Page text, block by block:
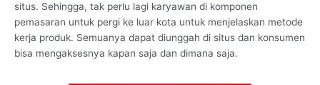
situs. Sehingga, tak perlu lagi karyawan di komponen
pemasaran untuk pergi ke luar kota untuk menjelaskan metode
kerja produk. Semuanya dapat diunggah di situs dan konsumen
bisa mengaksesnya kapan saja dan dimana saja.